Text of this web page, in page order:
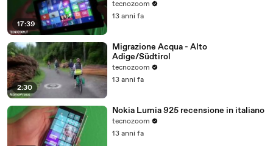
17:39
tecnozoom
13 anni fa
2:30
Migrazione Acqua - Alto
Adige/Südtirol
tecnozoom
13 anni fa
Nokia Lumia 925 recensione in italiano
tecnozoom
13 anni fa